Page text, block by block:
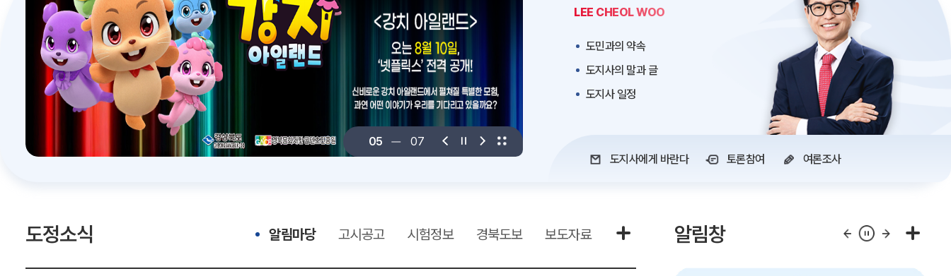
06 07
LEE CHEOL WOO
도민과의 약속
도지사의 말과 글
도지사 일정
도지사에게 바란다 토론참여 여론조사
도정소식 알림마당 고시공고 시험정보 경북도보 보도자료 알림창